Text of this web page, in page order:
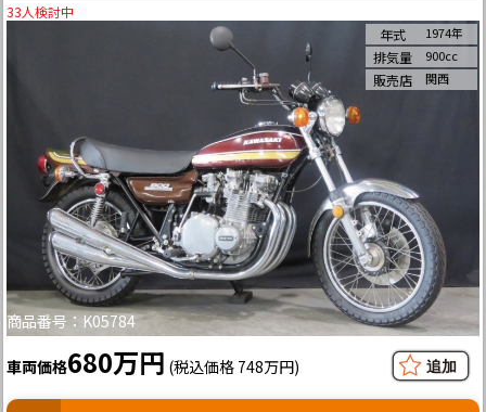
33人検討中
商品番号：K05784
年式 1974年
排気量 900cc
販売店 関西
車両価格680万円 (税込価格 748万円)